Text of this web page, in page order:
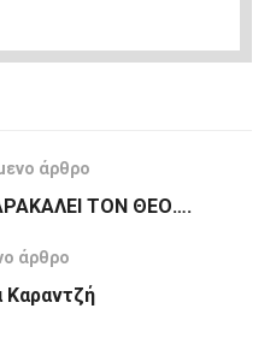
άρθρο
ΤΟΝ ΘΕΟ….
άρθρο
Καραντζή